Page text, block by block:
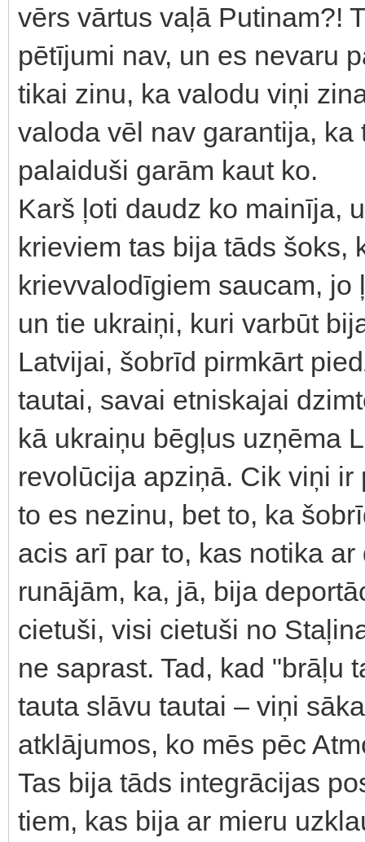
vērs vārtus vaļā Putinam?!
pētījumi nav, un es nevaru
tikai zinu, ka valodu viņi
valoda vēl nav garantija,
palaiduši garām kaut ko.
Karš ļoti daudz ko mainīja,
krieviem tas bija tāds šoks,
krievvalodīgiem saucam,
un tie ukraiņi, kuri varbūt
Latvijai, šobrīd pirmkārt
tautai, savai etniskajai
kā ukraiņu bēgļus uzņēma
revolūcija apziņā. Cik viņi
to es nezinu, bet to, ka
acis arī par to, kas notika
runājām, ka, jā, bija
cietuši, visi cietuši no
ne saprast. Tad, kad "brāļu
tauta slāvu tautai – viņi
atklājumos, ko mēs pēc
Tas bija tāds integrācijas
tiem, kas bija ar mieru